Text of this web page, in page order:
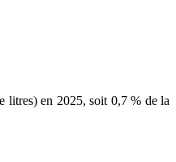
litres) en 2025, soit 0,7 % de la